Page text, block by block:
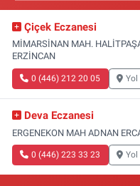
Çiçek Eczanesi
MİMARSİNAN MAH.
ERZİNCAN
0 (446) 212 20 05 Yol
Deva Eczanesi
ERGENEKON MAH ADNAN
0 (446) 223 33 23 Yol